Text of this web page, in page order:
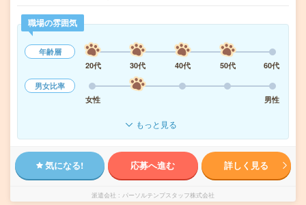
職場の雰囲気
年齢層
20代
30代 40代 50代
60代
男女比率
女性
男性
もっと見る
気になる! 応募へ進む 詳しく見る
派遣会社 パーソルテンプスタッフ株式会社